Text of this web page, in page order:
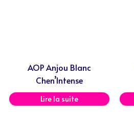
AOP Anjou Blanc
Chen’Intense
Lire la suite